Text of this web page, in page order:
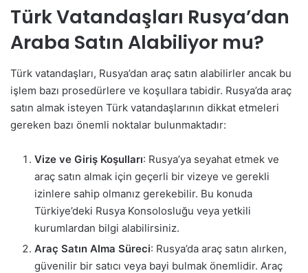
Türk Vatandaşları Rusya’dan
Araba Satın Alabiliyor mu?
Türk vatandaşları, Rusya’dan araç satın alabilirler ancak bu
işlem bazı prosedürlere ve koşullara tabidir. Rusya’da araç
satın almak isteyen Türk vatandaşlarının dikkat etmeleri
gereken bazı önemli noktalar bulunmaktadır:
Vize ve Giriş Koşulları: Rusya’ya seyahat etmek ve
araç satın almak için geçerli bir vizeye ve gerekli
izinlere sahip olmanız gerekebilir. Bu konuda
Türkiye’deki Rusya Konsolosluğu veya yetkili
kurumlardan bilgi alabilirsiniz.
Araç Satın Alma Süreci: Rusya’da araç satın alırken,
güvenilir bir satıcı veya bayi bulmak önemlidir. Araç